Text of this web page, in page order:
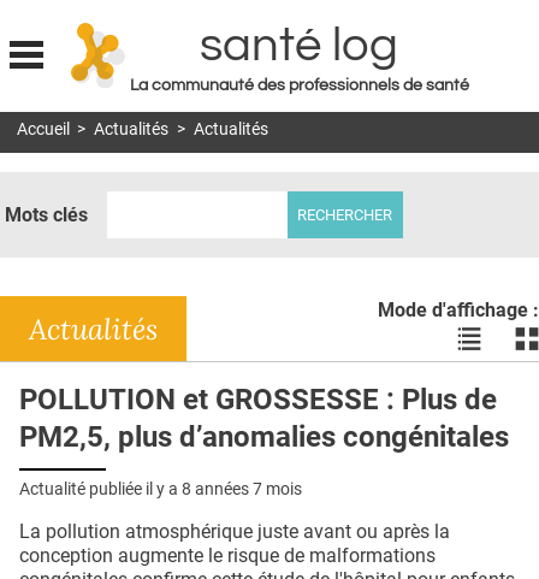
Jump to navigation
santé log
La communauté des professionnels de santé
MON COMPTE
DOSSIERS
RÉSEAUX
E-REVUE SAD
QUI SOMMES-NOUS ?
Accueil > Actualités > Actualités
Mots clés
Mode d'affichage :
Voir
les
en
liste
les
Actualités
POLLUTION et GROSSESSE : Plus de
PM2,5, plus d’anomalies congénitales
Actualité publiée il y a 8 années 7 mois
La pollution atmosphérique juste avant ou après la
conception augmente le risque de malformations